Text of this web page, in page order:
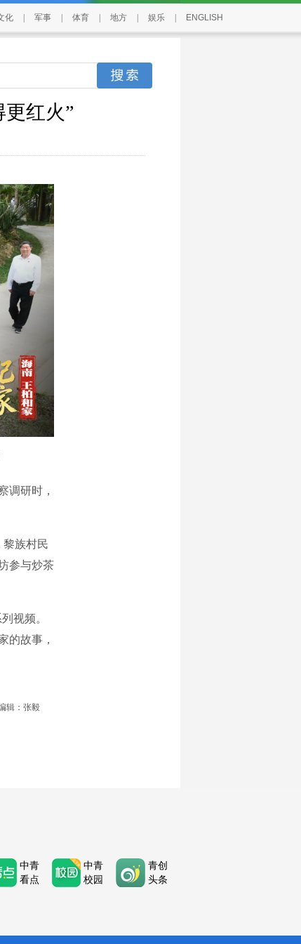
化 军事 体育 地方 娱乐 ENGLISH
红火”
调研时，
族村民
参与炒茶
视频。
的故事，
辑：张毅
中青
看点
中青
校园
青创
头条